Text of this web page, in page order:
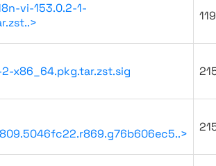
vi-153.0.2-1-
x86_64.pkg.tar.zst.sig